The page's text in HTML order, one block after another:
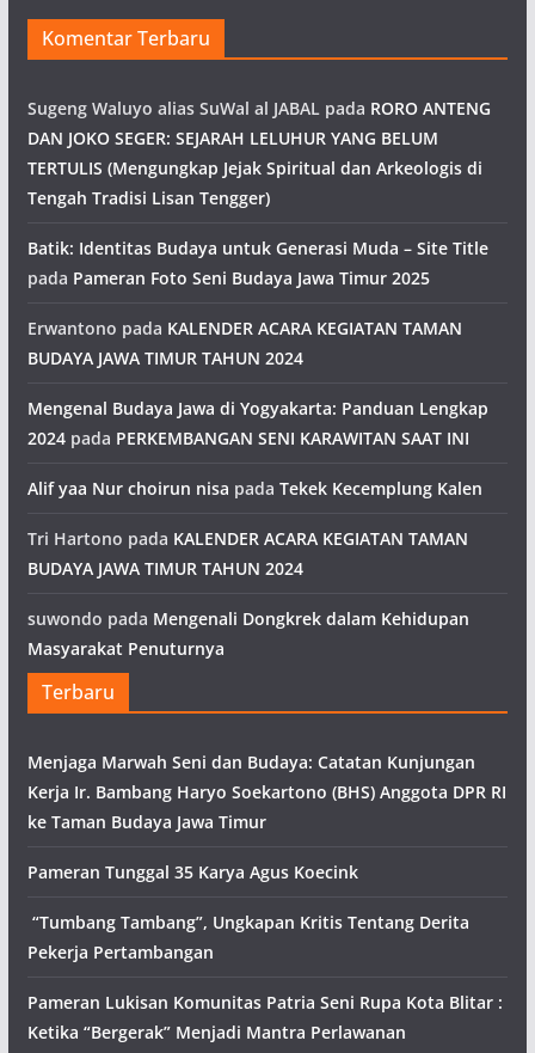
Komentar Terbaru
Sugeng Waluyo alias SuWal al JABAL pada RORO ANTENG
DAN JOKO SEGER: SEJARAH LELUHUR YANG BELUM
TERTULIS (Mengungkap Jejak Spiritual dan Arkeologis di
Tengah Tradisi Lisan Tengger)
Batik: Identitas Budaya untuk Generasi Muda – Site Title
pada Pameran Foto Seni Budaya Jawa Timur 2025
Erwantono pada KALENDER ACARA KEGIATAN TAMAN
BUDAYA JAWA TIMUR TAHUN 2024
Mengenal Budaya Jawa di Yogyakarta: Panduan Lengkap
2024pada PERKEMBANGAN SENI KARAWITAN SAAT INI
Alif yaa Nur choirun nisa pada Tekek Kecemplung Kalen
Tri Hartono pada KALENDER ACARA KEGIATAN TAMAN
BUDAYA JAWA TIMUR TAHUN 2024
suwondo pada Mengenali Dongkrek dalam Kehidupan
Masyarakat Penuturnya
Terbaru
Menjaga Marwah Seni dan Budaya: Catatan Kunjungan
Kerja Ir. Bambang Haryo Soekartono (BHS) Anggota DPR RI
ke Taman Budaya Jawa Timur
Pameran Tunggal 35 Karya Agus Koecink
“Tumbang Tambang”, Ungkapan Kritis Tentang Derita
Pekerja Pertambangan
Pameran Lukisan Komunitas Patria Seni Rupa Kota Blitar :
Ketika “Bergerak” Menjadi Mantra Perlawanan